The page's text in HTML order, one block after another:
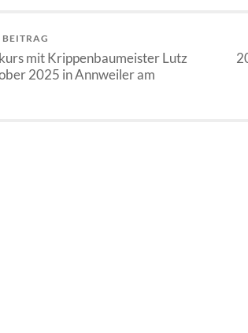
mit Krippenbaumeister Lutz
2025 in Annweiler am